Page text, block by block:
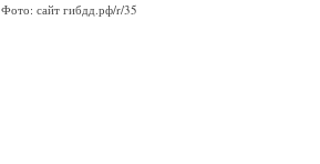
Фото: сайт гибдд.рф/r/35